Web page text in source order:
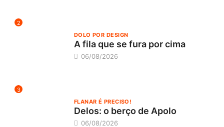
2
DOLO POR DESIGN
A fila que se fura por cima
06/08/2026
3
FLANAR É PRECISO!
Delos: o berço de Apolo
06/08/2026